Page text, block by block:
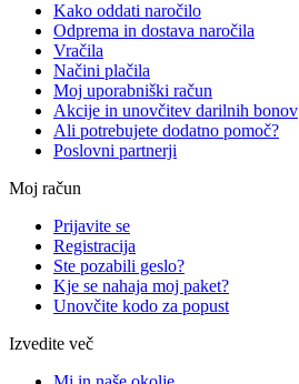
Kako oddati naročilo
Odprema in dostava naročila
Vračila
Načini plačila
Moj uporabniški račun
Akcije in unovčitev darilnih bonov
Ali potrebujete dodatno pomoč?
Poslovni partnerji
Moj račun
Prijavite se
Registracija
Ste pozabili geslo?
Kje se nahaja moj paket?
Unovčite kodo za popust
Izvedite več